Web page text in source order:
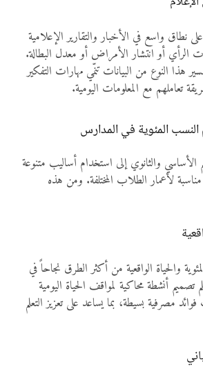
نطاق واسع في الأخبار والتقارير الإعلامية
الرأي أو انتشار الأمراض أو معدل البطالة.
هذا النوع من البيانات تنمّي مهارات التفكير
تعاملهم مع المعلومات اليومية.
المئوية في المدارس
الأساسي والثانوي إلى استخدام أساليب متنوعة
لأعمار الطلاب المختلفة. ومن هذه
والحياة الواقعية من أكثر الطرق نجاحاً في
تصميم أنشطة محاكية لمواقف الحياة اليومية
مصرفية بسيطة، بما يساعد على تعزيز التعلم